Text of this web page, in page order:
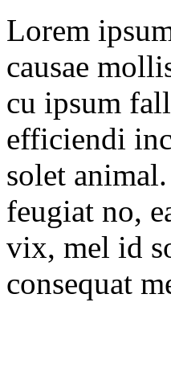
Lorem
causae
cu ipsum
efficiendi
solet
feugiat no,
vix, mel id
consequat